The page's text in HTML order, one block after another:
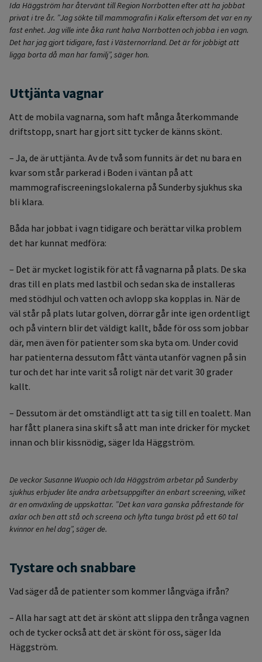
Ida Häggström har återvänt till Region Norrbotten efter att ha jobbat
privat i tre år. ”Jag sökte till mammografin i Kalix eftersom det var en ny
fast enhet. Jag ville inte åka runt halva Norrbotten och jobba i en vagn.
Det har jag gjort tidigare, fast i Västernorrland. Det är för jobbigt att
ligga borta då man har familj”, säger hon.
Uttjänta vagnar
Att de mobila vagnarna, som haft många återkommande
driftstopp, snart har gjort sitt tycker de känns skönt.
– Ja, de är uttjänta. Av de två som funnits är det nu bara en
kvar som står parkerad i Boden i väntan på att
mammografiscreeningslokalerna på Sunderby sjukhus ska
bli klara.
Båda har jobbat i vagn tidigare och berättar vilka problem
det har kunnat medföra:
– Det är mycket logistik för att få vagnarna på plats. De ska
dras till en plats med lastbil och sedan ska de installeras
med stödhjul och vatten och avlopp ska kopplas in. När de
väl står på plats lutar golven, dörrar går inte igen ordentligt
och på vintern blir det väldigt kallt, både för oss som jobbar
där, men även för patienter som ska byta om. Under covid
har patienterna dessutom fått vänta utanför vagnen på sin
tur och det har inte varit så roligt när det varit 30 grader
kallt.
– Dessutom är det omständligt att ta sig till en toalett. Man
har fått planera sina skift så att man inte dricker för mycket
innan och blir kissnödig, säger Ida Häggström.
De veckor Susanne Wuopio och Ida Häggström arbetar på Sunderby
sjukhus erbjuder lite andra arbetsuppgifter än enbart screening, vilket
är en omväxling de uppskattar. ”Det kan vara ganska påfrestande för
axlar och ben att stå och screena och lyfta tunga bröst på ett 60 tal
kvinnor en hel dag”, säger de.
Tystare och snabbare
Vad säger då de patienter som kommer långväga ifrån?
– Alla har sagt att det är skönt att slippa den trånga vagnen
och de tycker också att det är skönt för oss, säger Ida
Häggström.